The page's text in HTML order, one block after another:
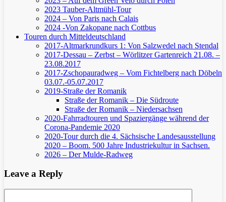
2023 Tauber-Altmühl-Tour
2024 – Von Paris nach Calais
2024 -Von Zakopane nach Cottbus
Touren durch Mitteldeutschland
2017-Altmarkrundkurs 1: Von Salzwedel nach Stendal
2017-Dessau – Zerbst – Wörlitzer Gartenreich 21.08. –
23.08.2017
2017-Zschopauradweg – Vom Fichtelberg nach Döbeln
03.07.-05.07.2017
2019-Straße der Romanik
Straße der Romanik – Die Südroute
Straße der Romanik – Niedersachsen
2020-Fahrradtouren und Spaziergänge während der
Corona-Pandemie 2020
2020-Tour durch die 4. Sächsische Landesausstellung
2020 – Boom. 500 Jahre Industriekultur in Sachsen.
2026 – Der Mulde-Radweg
Leave a Reply